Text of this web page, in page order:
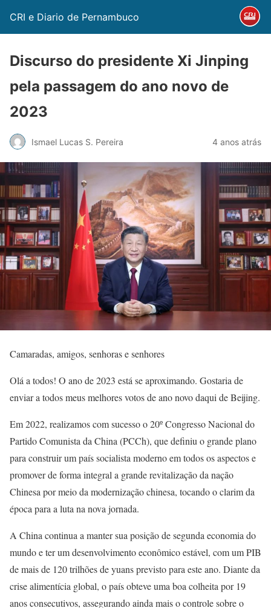
CRI e Diario de Pernambuco
Discurso do presidente Xi Jinping
pela passagem do ano novo de
2023
Ismael Lucas S. Pereira 4 anos atrás
Camaradas, amigos, senhoras e senhores
Olá a todos! O ano de 2023 está se aproximando. Gostaria de
enviar a todos meus melhores votos de ano novo daqui de Beijing.
Em 2022, realizamos com sucesso o 20º Congresso Nacional do
Partido Comunista da China (PCCh), que definiu o grande plano
para construir um país socialista moderno em todos os aspectos e
promover de forma integral a grande revitalização da nação
Chinesa por meio da modernização chinesa, tocando o clarim da
época para a luta na nova jornada.
A China continua a manter sua posição de segunda economia do
mundo e ter um desenvolvimento econômico estável, com um PIB
de mais de 120 trilhões de yuans previsto para este ano. Diante da
crise alimentícia global, o país obteve uma boa colheita por 19
anos consecutivos, assegurando ainda mais o controle sobre o